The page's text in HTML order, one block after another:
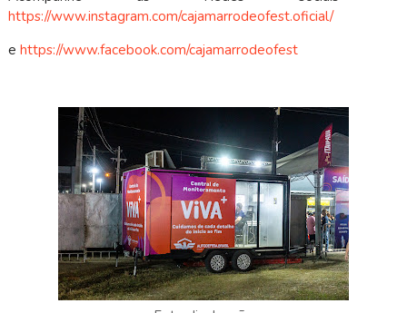
https://www.instagram.com/cajamarrodeofest.oficial/
e https://www.facebook.com/cajamarrodeofest